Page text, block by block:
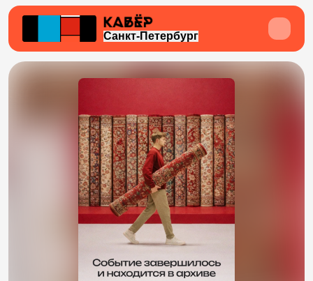
Санкт-Петербург